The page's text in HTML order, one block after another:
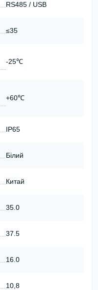
RS485 / USB
≤35
-25℃
+60℃
IP65
Білий
Китай
35.0
37.5
16.0
10,8